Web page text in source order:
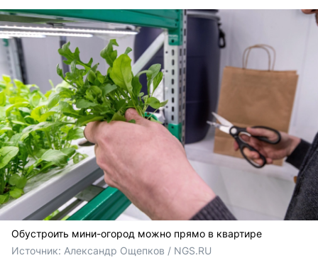
Обустроить мини-огород можно прямо в квартире
Источник: Александр Ощепков / NGS.RU